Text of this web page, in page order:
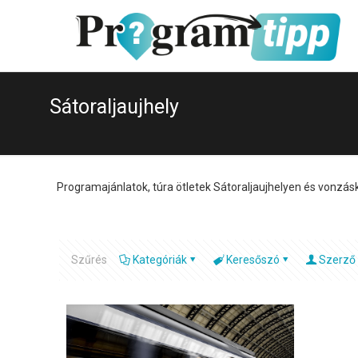
Sátoraljaujhely
Programajánlatok, túra ötletek Sátoraljaujhelyen és
Szűrés Kategóriák Keresőszó Szerző